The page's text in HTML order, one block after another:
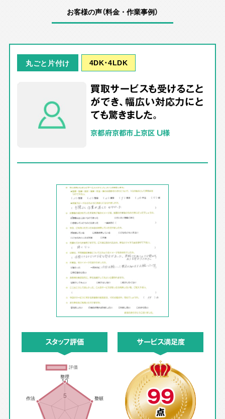
お客様の声（料金・作業事例）
丸ごと片付け 4DK･4LDK
買取サービスも受けること
ができ、幅広い対応力にと
ても驚きました。
京都府京都市上京区 U様
スタッフ評価 サービス満足度
99
点